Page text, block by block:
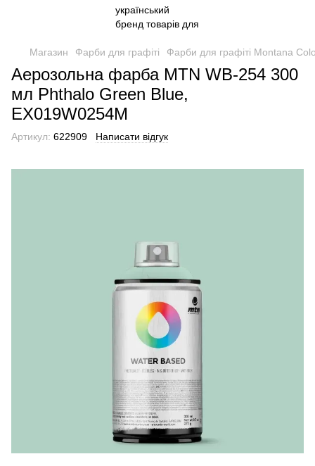
Магазин Фарби для графіті Фарби для графіті Montana
Аерозольна фарба MTN WB-254 300
мл Phthalo Green Blue,
EX019W0254M
Артикул: 622909 Написати відгук